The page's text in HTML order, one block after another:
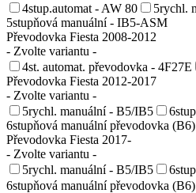
4stup.automat - AW 80
5rychl.
5stupňová manuální - IB5-ASM
Převodovka Fiesta 2008-2012
- Zvolte variantu -
4st. automat. převodovka - 4F27E
Převodovka Fiesta 2012-2017
- Zvolte variantu -
5rychl. manuální - B5/IB5
6stupňová manuální převodovka (B6)
Převodovka Fiesta 2017-
- Zvolte variantu -
5rychl. manuální - B5/IB5
6stupňová manuální převodovka (B6)